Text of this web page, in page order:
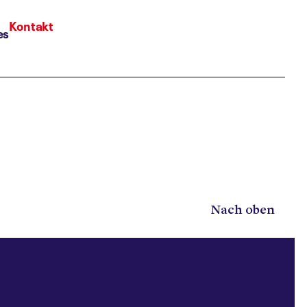
Kontakt
Nach oben